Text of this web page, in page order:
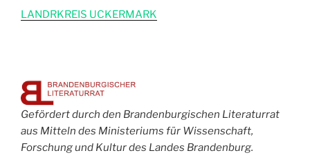
LANDRKREIS UCKERMARK
Gefördert durch den Brandenburgischen Literaturrat
aus Mitteln des Ministeriums für Wissenschaft,
Forschung und Kultur des Landes Brandenburg.